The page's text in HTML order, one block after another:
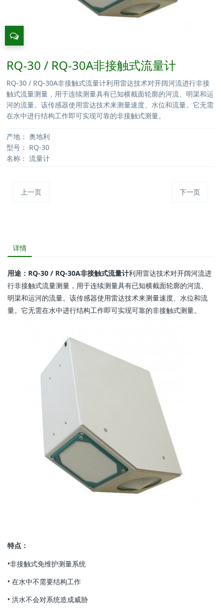
RQ-30 / RQ-30A非接触式流量计
RQ-30 / RQ-30A非接触式流量计利用雷达技术对开阔河流进行非接
触式流量测量，用于连续测量具有已知横截面轮廓的河流、明渠和运
河的流量。该传感器使用雷达技术来测量速度、水位和流量。它无需
在水中进行结构工作即可实现可靠的非接触式测量。
产地： 奥地利
型号： RQ-30
名称： 流量计
上一页 下一页
详情
用途：RQ-30 / RQ-30A非接触式流量计利用雷达技术对开阔河流进
行非接触式流量测量，用于连续测量具有已知横截面轮廓的河流、
明渠和运河的流量。该传感器使用雷达技术来测量速度、水位和流
量。它无需在水中进行结构工作即可实现可靠的非接触式测量。
特点：
•非接触式免维护测量系统
• 在水中不需要结构工作
• 洪水不会对系统造成威胁